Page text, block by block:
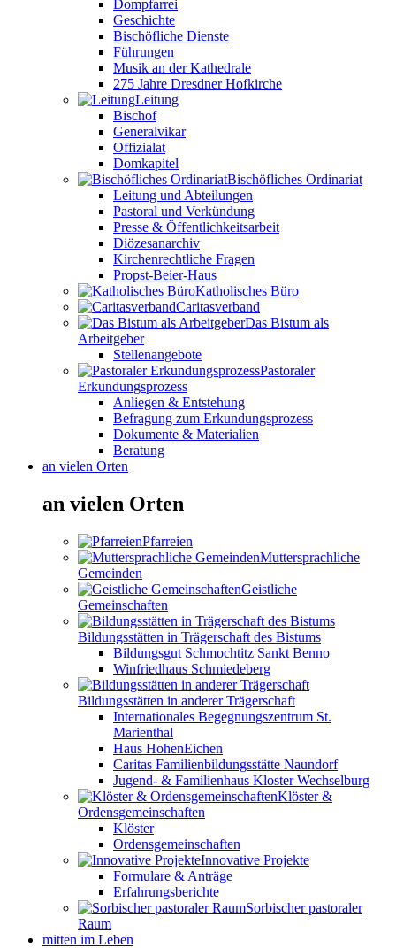
Dompfarrei
Geschichte
Bischöfliche Dienste
Führungen
Musik an der Kathedrale
275 Jahre Dresdner Hofkirche
Leitung
Bischof
Generalvikar
Offizialat
Domkapitel
Bischöfliches Ordinariat
Leitung und Abteilungen
Pastoral und Verkündung
Presse & Öffentlichkeitsarbeit
Diözesanarchiv
Kirchenrechtliche Fragen
Propst-Beier-Haus
Katholisches Büro
Caritasverband
Das Bistum als
Arbeitgeber
Stellenangebote
Pastoraler
Erkundungsprozess
Anliegen & Entstehung
Befragung zum Erkundungsprozess
Dokumente & Materialien
Beratung
an vielen Orten
an vielen Orten
Pfarreien
Muttersprachliche
Gemeinden
Geistliche
Gemeinschaften
Bildungsstätten in Trägerschaft des Bistums
Bildungsgut Schmochtitz Sankt Benno
Winfriedhaus Schmiedeberg
Bildungsstätten in anderer Trägerschaft
Internationales Begegnungszentrum St.
Marienthal
Haus HohenEichen
Caritas Familienbildungsstätte Naundorf
Jugend- & Familienhaus Kloster Wechselburg
Klöster &
Ordensgemeinschaften
Klöster
Ordensgemeinschaften
Innovative Projekte
Formulare & Anträge
Erfahrungsberichte
Sorbischer pastoraler
Raum
mitten im Leben